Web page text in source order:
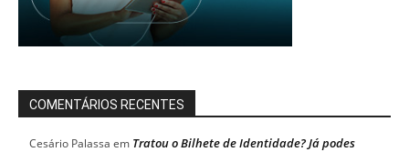
COMENTÁRIOS RECENTES
Cesário Palassa em Tratou o Bilhete de Identidade? Já podes